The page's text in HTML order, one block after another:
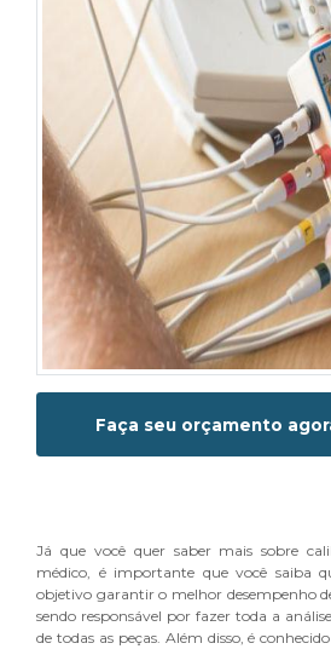
Faça seu orçamento
Já que você quer saber mais sobre
médico, é importante que você saiba
objetivo garantir o melhor desempenho
sendo responsável por fazer toda a
de todas as peças. Além disso, é